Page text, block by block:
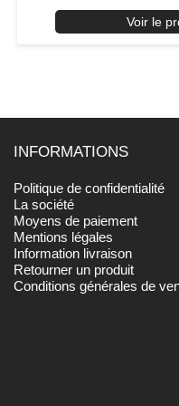
Voir le
INFORMATIONS
Politique de confidentialité
La société
Moyens de paiement
Mentions légales
Information livraison
Retourner un produit
Conditions générales de